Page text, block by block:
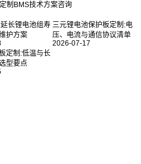
定制BMS技术方案咨询
长锂电池组寿
护方案
三元锂电池保护板定制:电
压、电流与通信协议清单
2026-07-17
定制:低温与长
型要点